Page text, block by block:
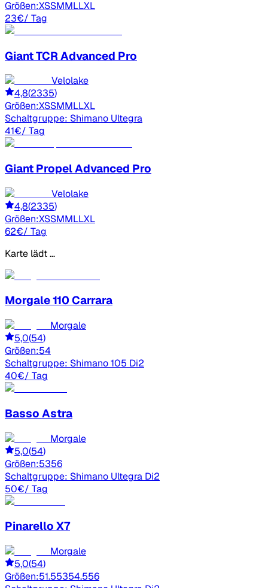
Größen:XSSMMLLXL
23€/ Tag
GiantTCR Advanced Pro
Velolake
4,8(2335)
Größen:XSSMMLLXL
Schaltgruppe: Shimano Ultegra
41€/ Tag
Giant Propel Advanced Pro
Velolake
4,8(2335)
Größen:XSSMMLLXL
62€/ Tag
Karte lädt …
Morgale110 Carrara
Morgale
5,0(54)
Größen:54
Schaltgruppe: Shimano 105 Di2
40€/ Tag
Basso Astra
Morgale
5,0(54)
Größen:5356
Schaltgruppe: Shimano Ultegra Di2
50€/ Tag
Pinarello X7
Morgale
5,0(54)
Größen:51.55354.556